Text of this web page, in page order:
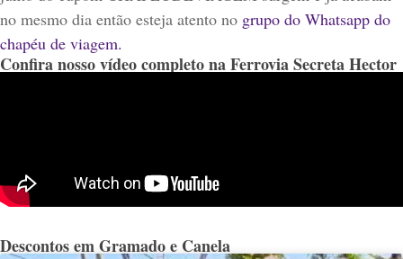
no mesmo dia então esteja atento no grupo do Whatsapp do
chapéu de viagem.
Confira nosso vídeo completo na Ferrovia Secreta Hector
Descontos em Gramado e Canela